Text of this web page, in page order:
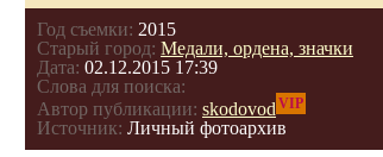
Год съемки: 2015
Старый город: Медали, ордена, значки
Дата: 02.12.2015 17:39
Слова для поиска:
Автор публикации: skodovod VIP
Источник: Личный фотоархив